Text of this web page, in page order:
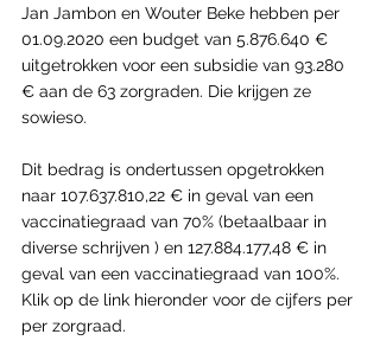
Jan Jambon en Wouter Beke hebben per
01.09.2020 een budget van 5.876.640 €
uitgetrokken voor een subsidie van 93.280
€ aan de 63 zorgraden. Die krijgen ze
sowieso.
Dit bedrag is ondertussen opgetrokken
naar 107.637.810,22 € in geval van een
vaccinatiegraad van 70% (betaalbaar in
diverse schrijven ) en 127.884.177,48 € in
geval van een vaccinatiegraad van 100%.
Klik op de link hieronder voor de cijfers per
per zorgraad.